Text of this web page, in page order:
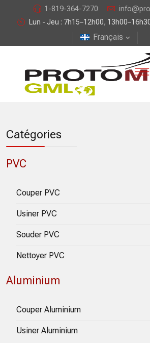
1-819-364-7270
Lun - Jeu : 7h15–12h00,
Français
Catégories
PVC
Couper PVC
Usiner PVC
Souder PVC
Nettoyer PVC
Aluminium
Couper Aluminium
Usiner Aluminium